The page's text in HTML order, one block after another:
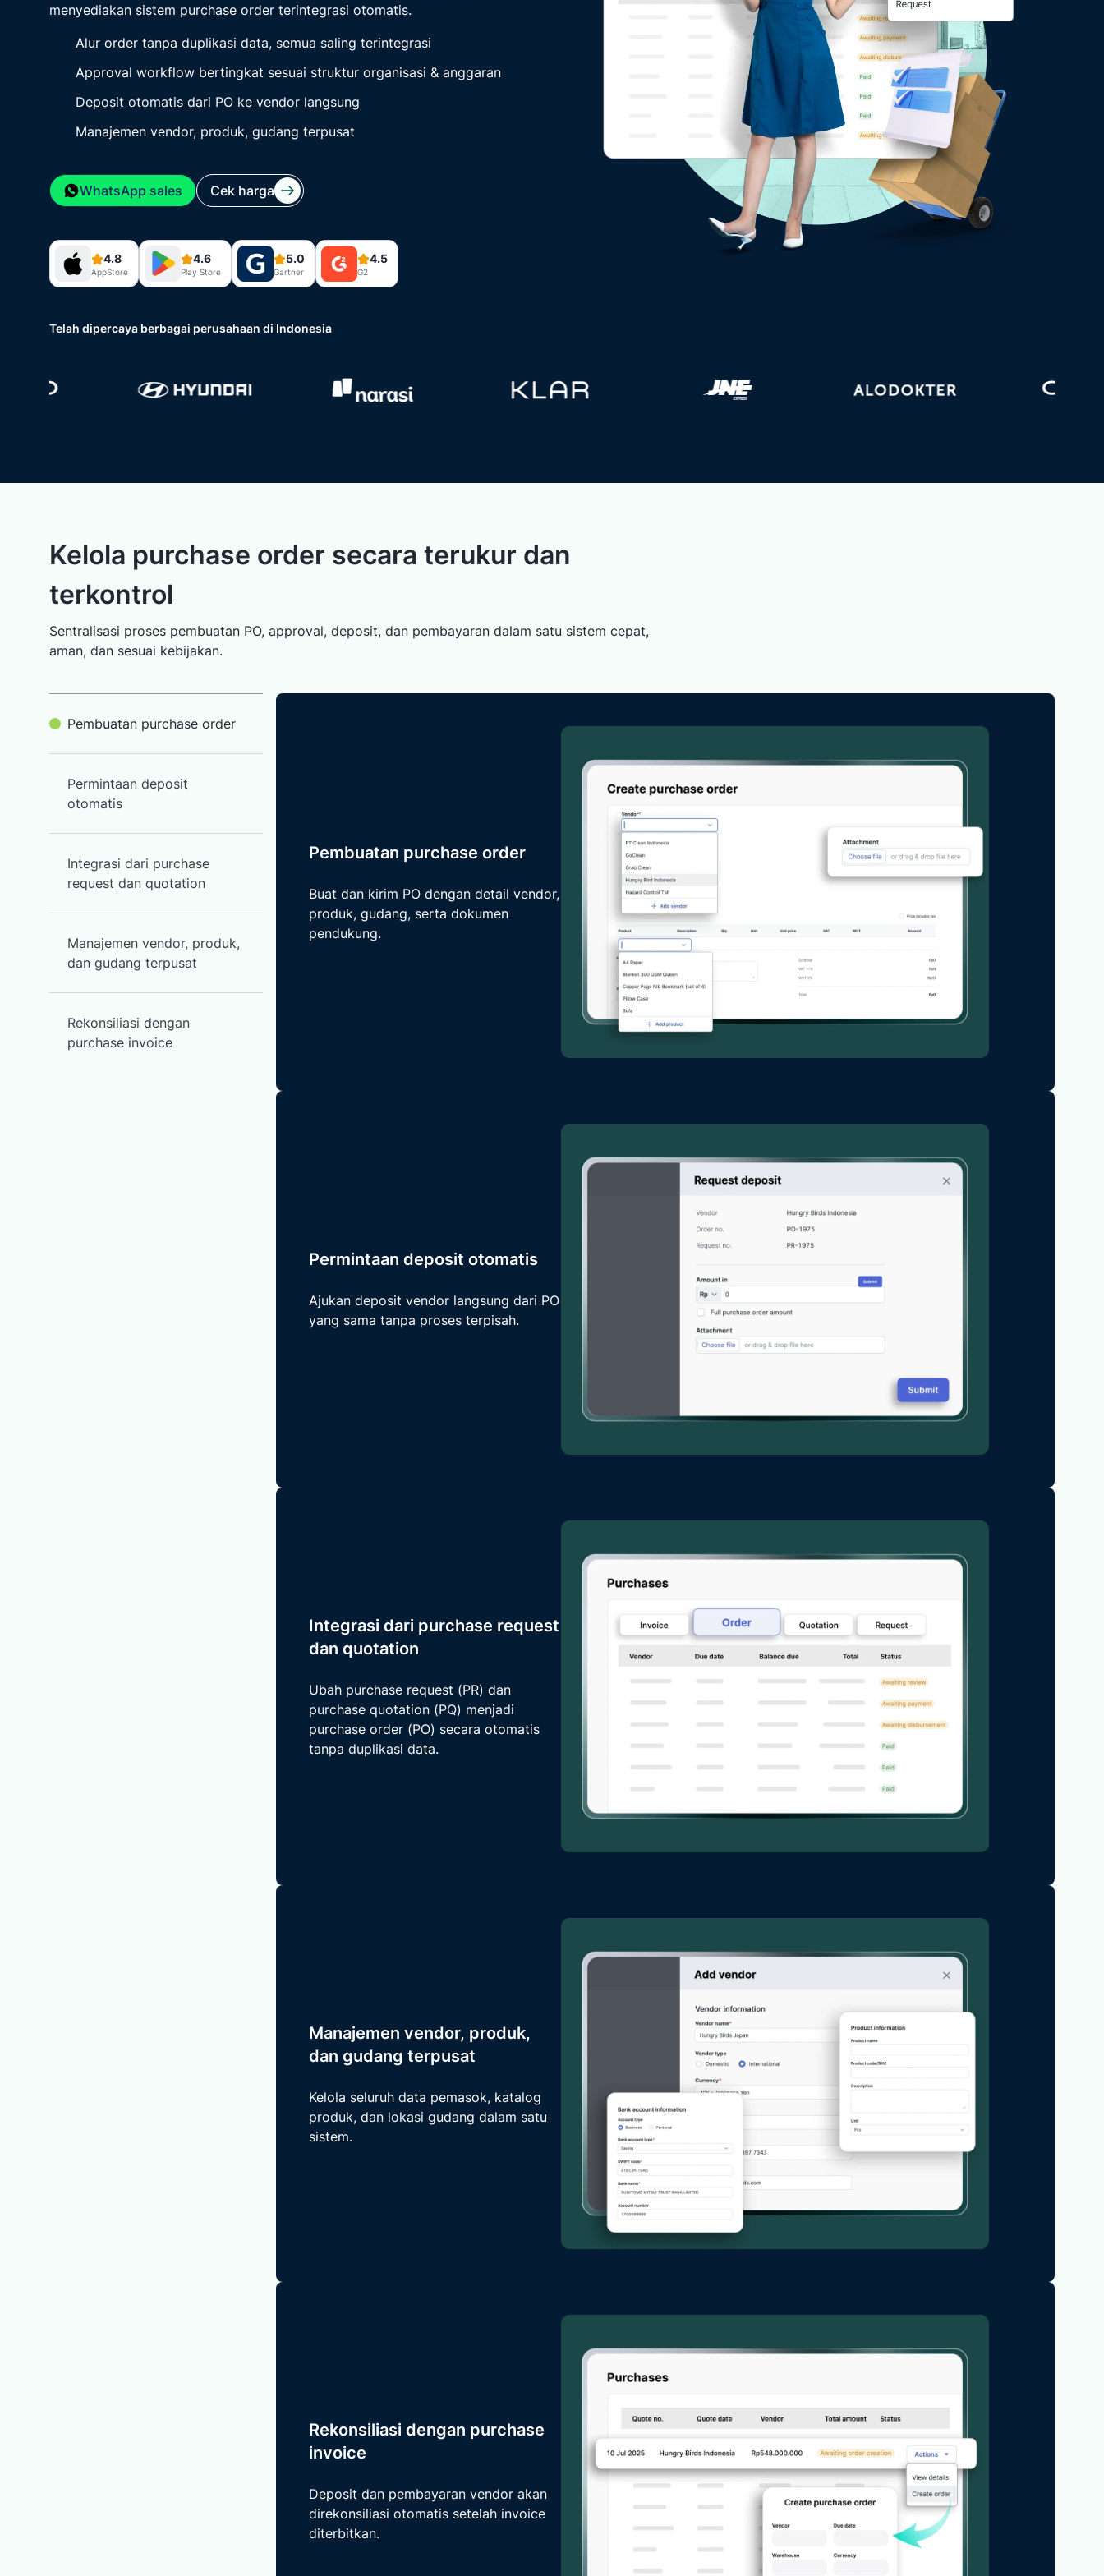
Lihat semua fitur Expense Management
menyediakan sistem purchase order terintegrasi otomatis.
Alur order tanpa duplikasi data, semua saling terintegrasi
Approval workflow bertingkat sesuai struktur organisasi & anggaran
Deposit otomatis dari PO ke vendor langsung
Manajemen vendor, produk, gudang terpusat
WhatsApp sales Cek harga
4.8
AppStore
4.6
Play Store
5.0
Gartner
4.5
G2
Telah dipercaya berbagai perusahaan di Indonesia
Kelola purchase order secara terukur dan
terkontrol
Sentralisasi proses pembuatan PO, approval, deposit, dan pembayaran dalam satu sistem cepat,
aman, dan sesuai kebijakan.
Pembuatan purchase order
Permintaan deposit
otomatis
Integrasi dari purchase
request dan quotation
Manajemen vendor, produk,
dan gudang terpusat
Rekonsiliasi dengan
purchase invoice
Pembuatan purchase order
Buat dan kirim PO dengan detail vendor,
produk, gudang, serta dokumen
pendukung.
Permintaan deposit otomatis
Ajukan deposit vendor langsung dari PO
yang sama tanpa proses terpisah.
Integrasi dari purchase request
dan quotation
Ubah purchase request (PR) dan
purchase quotation (PQ) menjadi
purchase order (PO) secara otomatis
tanpa duplikasi data.
Manajemen vendor, produk,
dan gudang terpusat
Kelola seluruh data pemasok, katalog
produk, dan lokasi gudang dalam satu
sistem.
Rekonsiliasi dengan purchase
invoice
Deposit dan pembayaran vendor akan
direkonsiliasi otomatis setelah invoice
diterbitkan.